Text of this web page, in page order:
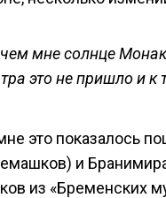
мне солнце
это не пришло и к
это показалось
и
из «Бременских